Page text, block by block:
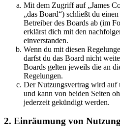
Mit dem Zugriff auf „James
„das Board“) schließt du
Betreiber des Boards ab (im
erklärst dich mit den
einverstanden.
Wenn du mit diesen
darfst du das Board nicht
Boards gelten jeweils die an
Regelungen.
Der Nutzungsvertrag wird auf
und kann von beiden Seiten
jederzeit gekündigt werden.
2. Einräumung von